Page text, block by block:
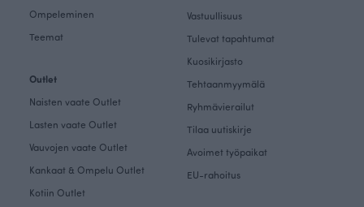
Ompeleminen
Teemat
Outlet
Naisten vaate Outlet
Lasten vaate Outlet
Vauvojen vaate Outlet
Kankaat & Ompelu Outlet
Kotiin Outlet
Vastuullisuus
Tulevat tapahtumat
Kuosikirjasto
Tehtaanmyymälä
Ryhmävierailut
Tilaa uutiskirje
Avoimet työpaikat
EU-rahoitus